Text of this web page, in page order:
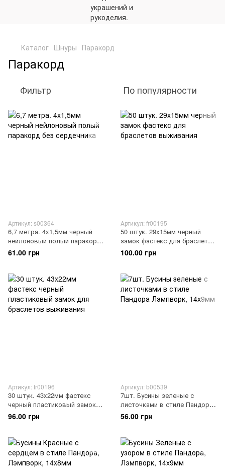
Каталог Шнуры Паракорд
Паракорд
Фильтр По популярности
Артикул: s00364
6,7 метра. 4x1,5мм черный
нейлоновый полый паракорд
без сердечника
61.00 грн
Артикул: fr00195
50 штук. 29x15мм черный
замок фастекс для браслетов
выживания
100.00 грн
Артикул: fr00196
30 штук. 43x22мм фастекс
черный пластиковый замок
для браслетов выживания
96.00 грн
Артикул: b00539
7шт. Бусины зеленые с
листочками в стиле Пандора
Лэмпворк, 14x9мм
56.00 грн